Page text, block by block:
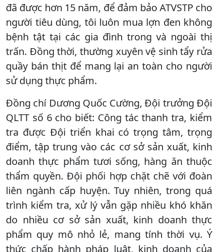
đã được hơn 15 năm, để đảm bảo ATVSTP cho
người tiêu dùng, tôi luôn mua lợn đen không
bệnh tật tại các gia đình trong và ngoài thị
trấn. Đồng thời, thường xuyên vệ sinh tẩy rửa
quầy bán thịt để mang lại an toàn cho người
sử dụng thực phẩm.
Đồng chí Dương Quốc Cường, Đội trưởng Đội
QLTT số 6 cho biết: Công tác thanh tra, kiểm
tra được Đội triển khai có trọng tâm, trọng
điểm, tập trung vào các cơ sở sản xuất, kinh
doanh thực phẩm tươi sống, hàng ăn thuộc
thẩm quyền. Đội phối hợp chặt chẽ với đoàn
liên ngành cấp huyện. Tuy nhiên, trong quá
trình kiểm tra, xử lý vẫn gặp nhiều khó khăn
do nhiều cơ sở sản xuất, kinh doanh thực
phẩm quy mô nhỏ lẻ, mang tính thời vụ. Ý
thức chấp hành pháp luật, kinh doanh của